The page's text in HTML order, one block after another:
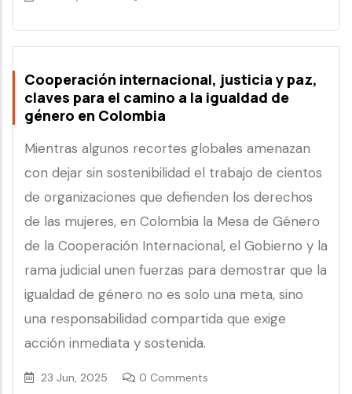
Cooperación internacional, justicia y paz,
claves para el camino a la igualdad de
género en Colombia
Mientras algunos recortes globales amenazan
con dejar sin sostenibilidad el trabajo de cientos
de organizaciones que defienden los derechos
de las mujeres, en Colombia la Mesa de Género
de la Cooperación Internacional, el Gobierno y la
rama judicial unen fuerzas para demostrar que la
igualdad de género no es solo una meta, sino
una responsabilidad compartida que exige
acción inmediata y sostenida.
23 Jun, 2025 0 Comments